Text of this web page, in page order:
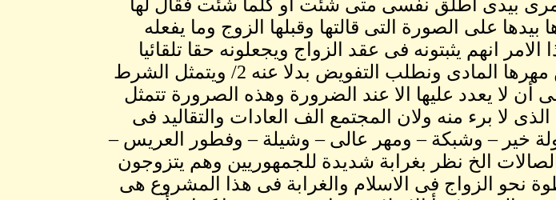
بيدى أطلق نفسى متى شئت أو كلما شئت فقال لها
على الصورة التى قالتها وقبلها الزوج وما يفعله
انهم يثبتونه فى عقد الزواج ويجعلونه حقا تلقائيا
لكل امراة كريمة تتنازل عن مهرها المادى ونطلب التفويض بدلا عنه 2/ ويتمثل الشرط
أن لا يعدد عليها الا عند الضرورة وهذه الصرورة تتمثل
لا برء منه ولان المجتمع الف العادات والتقاليد فى
خير – وشبكة – ومهر عالى – وشيلة – وفطور العريس –
الخ نظر بغرابة شديدة للجمهوريين وهم يتزوجون
نحو الزواج فى الاسلام والغرابة فى هذا المشروع هى